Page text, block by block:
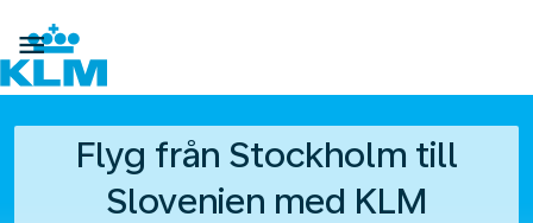

Flyg från Stockholm till
Slovenien med KLM